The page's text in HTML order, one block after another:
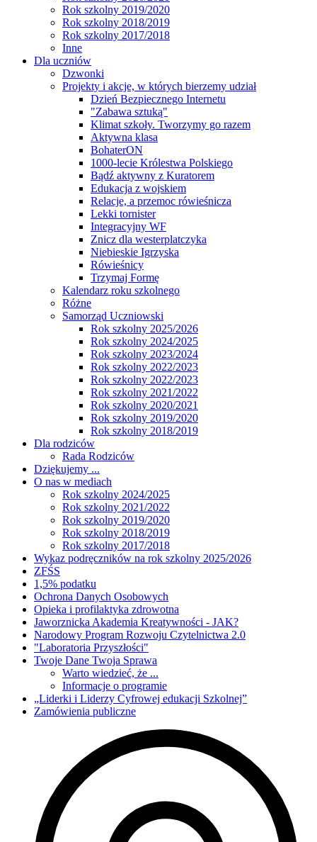
Rok szkolny 2019/2020
Rok szkolny 2018/2019
Rok szkolny 2017/2018
Inne
Dla uczniów
Dzwonki
Projekty i akcje, w których bierzemy udział
Dzień Bezpiecznego Internetu
"Zabawa sztuką"
Klimat szkoły. Tworzymy go razem
Aktywna klasa
BohaterON
1000-lecie Królestwa Polskiego
Bądź aktywny z Kuratorem
Edukacja z wojskiem
Relacje, a przemoc rówieśnicza
Lekki tornister
Integracyjny WF
Znicz dla westerplatczyka
Niebieskie Igrzyska
Rówieśnicy
Trzymaj Formę
Kalendarz roku szkolnego
Różne
Samorząd Uczniowski
Rok szkolny 2025/2026
Rok szkolny 2024/2025
Rok szkolny 2023/2024
Rok szkolny 2022/2023
Rok szkolny 2022/2023
Rok szkolny 2021/2022
Rok szkolny 2020/2021
Rok szkolny 2019/2020
Rok szkolny 2018/2019
Dla rodziców
Rada Rodziców
Dziękujemy ...
O nas w mediach
Rok szkolny 2024/2025
Rok szkolny 2021/2022
Rok szkolny 2019/2020
Rok szkolny 2018/2019
Rok szkolny 2017/2018
Wykaz podręczników na rok szkolny 2025/2026
ZFŚS
1,5% podatku
Ochrona Danych Osobowych
Opieka i profilaktyka zdrowotna
Jaworznicka Akademia Kreatywności - JAK?
Narodowy Program Rozwoju Czytelnictwa 2.0
"Laboratoria Przyszłości"
Twoje Dane Twoja Sprawa
Warto wiedzieć, że ...
Informacje o programie
„Liderki i Liderzy Cyfrowej edukacji Szkolnej”
Zamówienia publiczne